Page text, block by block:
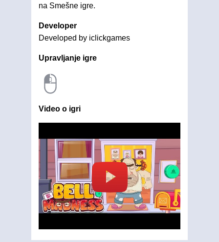
na Smešne igre.
Developer
Developed by iclickgames
Upravljanje igre
Video o igri